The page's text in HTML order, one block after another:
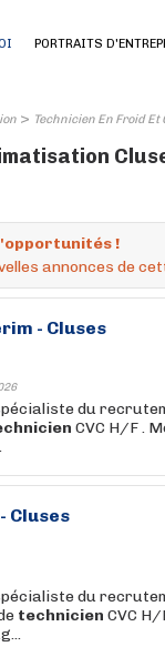
PORTRAITS
> Technicien En Froid
!
annonces de
- Cluses
du
CVC H/F .
Cluses
du
technicien CVC